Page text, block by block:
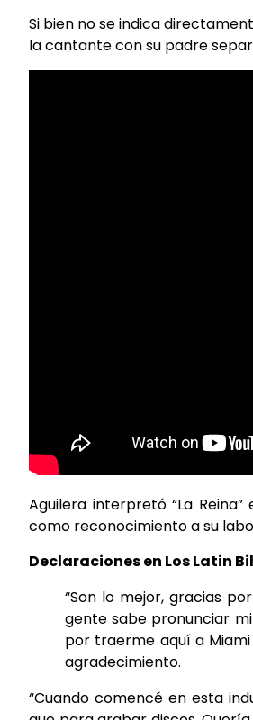
Si bien no se indica
la cantante con su padre
Aguilera interpretó “La
como reconocimiento a su
Declaraciones en Los Latin
“Son lo mejor, gracias
gente sabe pronunciar
por traerme aquí a
agradecimiento.
“Cuando comencé en esta